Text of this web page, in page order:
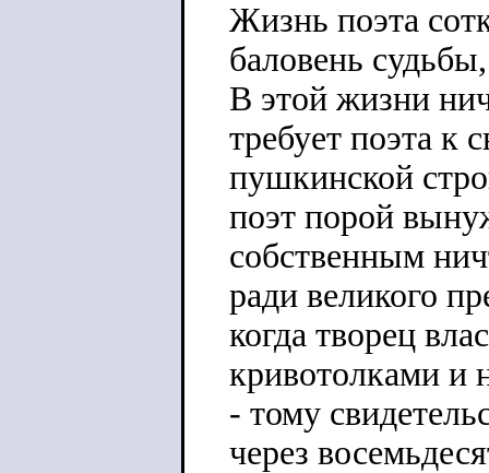
Жизнь поэта
баловень
В этой жизни
требует поэта к
пушкинской
поэт порой
собственным
ради великого
когда творец
кривотолками и
- тому
через